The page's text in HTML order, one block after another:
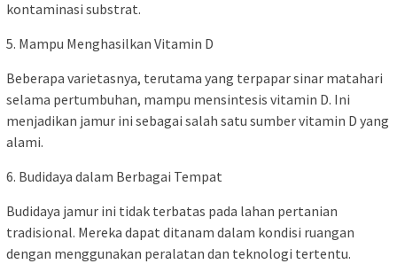
kontaminasi substrat.
5. Mampu Menghasilkan Vitamin D
Beberapa varietasnya, terutama yang terpapar sinar matahari
selama pertumbuhan, mampu mensintesis vitamin D. Ini
menjadikan jamur ini sebagai salah satu sumber vitamin D yang
alami.
6. Budidaya dalam Berbagai Tempat
Budidaya jamur ini tidak terbatas pada lahan pertanian
tradisional. Mereka dapat ditanam dalam kondisi ruangan
dengan menggunakan peralatan dan teknologi tertentu.